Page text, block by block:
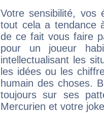
Votre sensibilité,
tout cela a tendance
de ce fait vous faire
pour un joueur
intellectualisant les
les idées ou les
humain des choses.
toujours sur ses
Mercurien et votre